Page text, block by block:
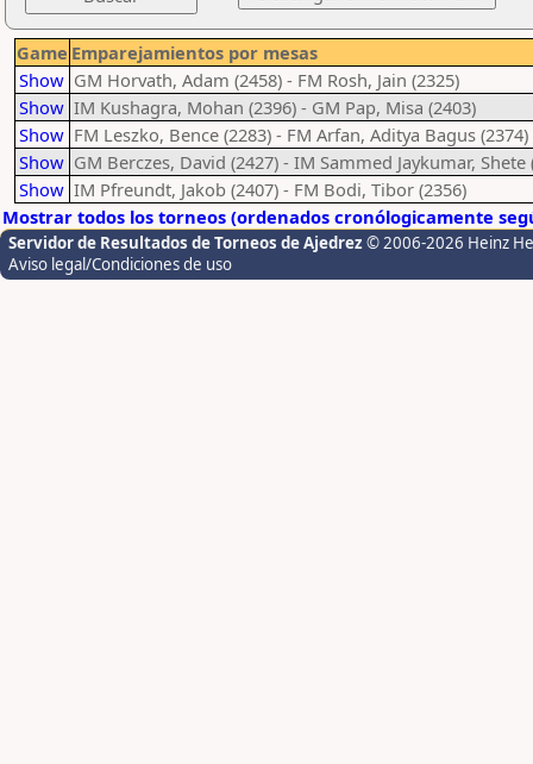
Game Emparejamientos por mesas
Show GM Horvath, Adam (2458) - FM Rosh, Jain (2325)
Show IM Kushagra, Mohan (2396) - GM Pap, Misa (2403)
Show FM Leszko, Bence (2283) - FM Arfan, Aditya Bagus (2374)
Show GM Berczes, David (2427) - IM Sammed Jaykumar, Shete
Show IM Pfreundt, Jakob (2407) - FM Bodi, Tibor (2356)
Mostrar todos los torneos (ordenados cronólogicamente
Servidor de Resultados de Torneos de Ajedrez © 2006-2026 Heinz
Aviso legal/Condiciones de uso